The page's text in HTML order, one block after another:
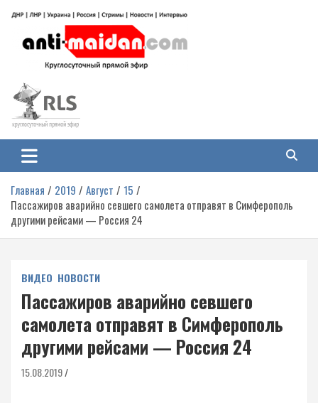
содержимому
Антимайдан: Гражданская война
на Украине
гражданской войне на Украине, включая события в Новороссии, ДНР,
ЛНР и других регионах.
Главная 2019 Август
15
Пассажиров аварийно севшего самолета отправят в Симферополь
другими рейсами — Россия 24
ВИДЕО НОВОСТИ
Пассажиров аварийно севшего
самолета отправят в Симферополь
другими рейсами — Россия 24
15.08.2019